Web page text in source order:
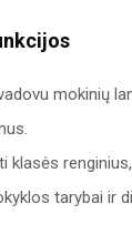
mokinių
klasės
tarybai ir